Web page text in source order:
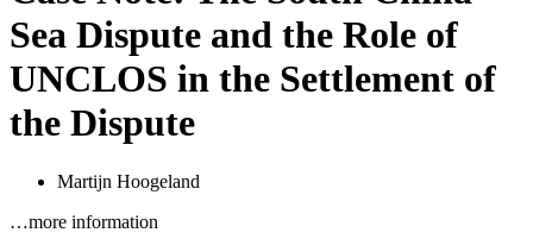
Sea Dispute and the Role of
UNCLOS in the Settlement of
the Dispute
Martijn Hoogeland
…more information